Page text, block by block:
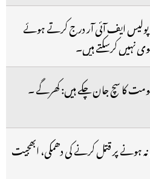
پولیس ایف آئی آر درج کرتے ہوئے
نہیں کرسکتے ہیں۔
کا سچ جان چکے ہیں: کھرگے ۔
ہونے پر قتل کرنے کی دھمکی، ابھجیت